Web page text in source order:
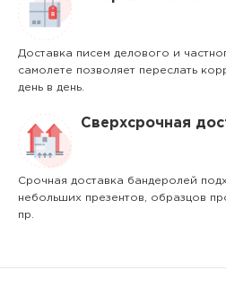
Доставка писем делового и
самолете позволяет переслать
день в день.
Сверхсрочная
Срочная доставка бандеролей
небольших презентов, образцов
пр.